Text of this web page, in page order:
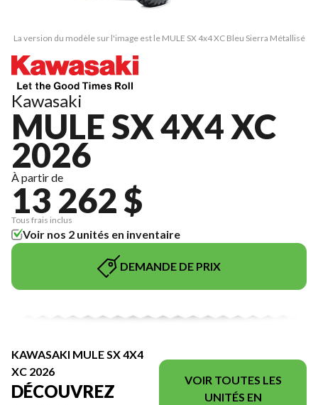
La version du modèle sur l'image est le MULE SX 4x4 XC Bleu Sierra Métallisé
Kawasaki
MULE SX 4X4 XC
2026
À partir de
13 262 $
Tous frais inclus
Voir nos 2 unités en inventaire
DEMANDE DE PRIX
KAWASAKI MULE SX 4X4
XC 2026
DÉCOUVREZ
VOIR TOUTES LES
UNITÉS EN